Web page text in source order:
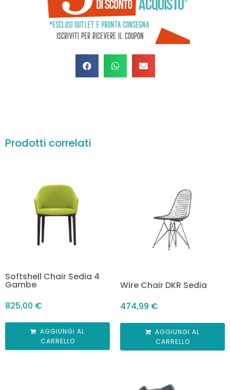
Prodotti correlati
Softshell Chair Sedia 4
Gambe
825,00 €
AGGIUNGI AL
CARRELLO
Wire Chair DKR Sedia
474,99 €
AGGIUNGI AL
CARRELLO